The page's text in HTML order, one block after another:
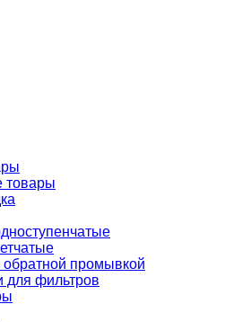
товары
обратной промывкой
для фильтров